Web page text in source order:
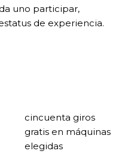
uno participar,
de experiencia.
cincuenta giros
gratis en máquinas
elegidas